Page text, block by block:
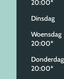
20:00*
Dinsdag
20:00*
20:00*